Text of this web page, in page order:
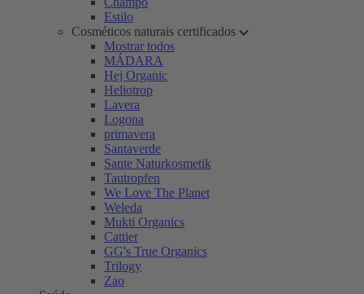
Estilo
Cosméticos naturais certificados
Mostrar todos
MÁDARA
Hej Organic
Heliotrop
Lavera
Logona
primavera
Santaverde
Sante Naturkosmetik
Tautropfen
We Love The Planet
Weleda
Mukti Organics
Cattier
GG's True Organics
Trilogy
Zao